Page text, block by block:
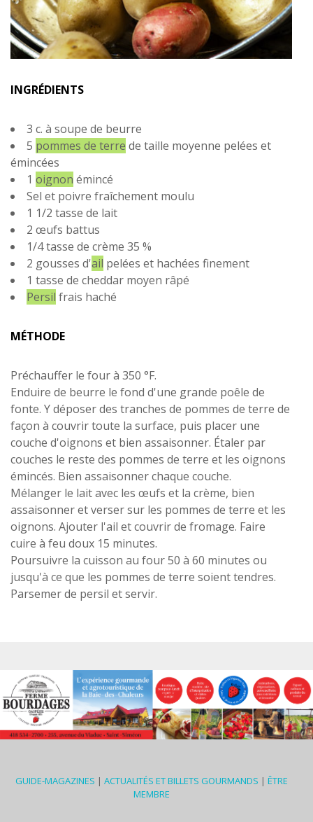
INGRÉDIENTS
3 c. à soupe de beurre
5 pommes de terre de taille moyenne pelées et
émincées
1 oignon émincé
Sel et poivre fraîchement moulu
1 1/2 tasse de lait
2 œufs battus
1/4 tasse de crème 35 %
2 gousses d'ail pelées et hachées finement
1 tasse de cheddar moyen râpé
Persil frais haché
MÉTHODE
Préchauffer le four à 350 °F.
Enduire de beurre le fond d'une grande poêle de
fonte. Y déposer des tranches de pommes de terre de
façon à couvrir toute la surface, puis placer une
couche d'oignons et bien assaisonner. Étaler par
couches le reste des pommes de terre et les oignons
émincés. Bien assaisonner chaque couche.
Mélanger le lait avec les œufs et la crème, bien
assaisonner et verser sur les pommes de terre et les
oignons. Ajouter l'ail et couvrir de fromage. Faire
cuire à feu doux 15 minutes.
Poursuivre la cuisson au four 50 à 60 minutes ou
jusqu'à ce que les pommes de terre soient tendres.
Parsemer de persil et servir.
GUIDE-MAGAZINES | ACTUALITÉS ET BILLETS GOURMANDS | ÊTRE
MEMBRE